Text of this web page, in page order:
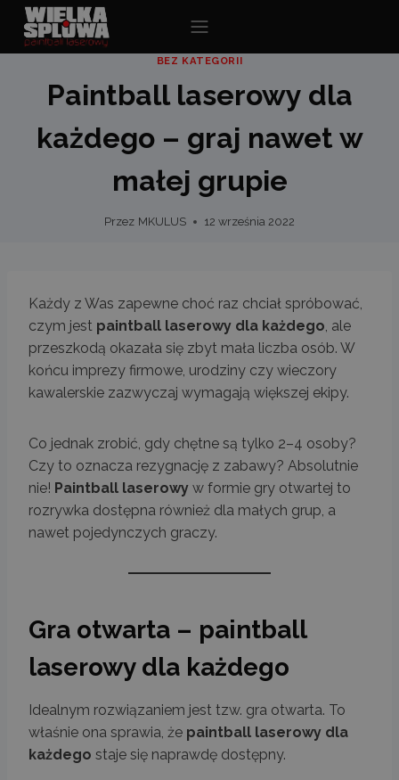
Przejdź
treści
BEZ KATEGORII
Paintball laserowy dla
każdego – graj nawet w
małej grupie
Przez MKULUS 12 września 2022
Każdy z Was zapewne choć raz chciał spróbować,
czym jest paintball laserowy dla każdego, ale
przeszkodą okazała się zbyt mała liczba osób. W
końcu imprezy firmowe, urodziny czy wieczory
kawalerskie zazwyczaj wymagają większej ekipy.
Co jednak zrobić, gdy chętne są tylko 2–4 osoby?
Czy to oznacza rezygnację z zabawy? Absolutnie
nie! Paintball laserowy w formie gry otwartej to
rozrywka dostępna również dla małych grup, a
nawet pojedynczych graczy.
Gra otwarta – paintball
laserowy dla każdego
Idealnym rozwiązaniem jest tzw. gra otwarta. To
właśnie ona sprawia, że paintball laserowy dla
każdego staje się naprawdę dostępny.